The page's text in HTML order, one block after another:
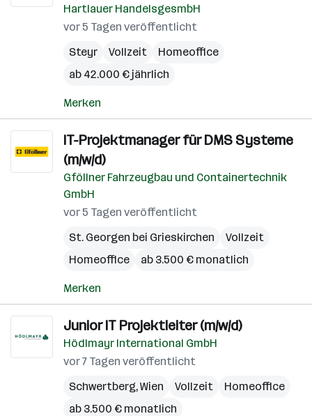
Hartlauer HandelsgesmbH
vor 5 Tagen veröffentlicht
Steyr
Vollzeit
Homeoffice
ab 42.000 € jährlich
Merken
IT-Projektmanager für DMS Systeme
(m/w/d)
Gföllner Fahrzeugbau und Containertechnik
GmbH
vor 5 Tagen veröffentlicht
St. Georgen bei Grieskirchen
Vollzeit
Homeoffice
ab 3.500 € monatlich
Merken
Junior IT Projektleiter (m/w/d)
Hödlmayr International GmbH
vor 7 Tagen veröffentlicht
Schwertberg,Wien Vollzeit
Homeoffice
ab 3.500 € monatlich